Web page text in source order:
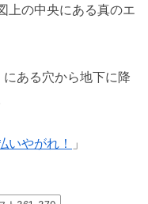
上の中央にある真のエ
ある穴から地下に降
いやがれ！ 」